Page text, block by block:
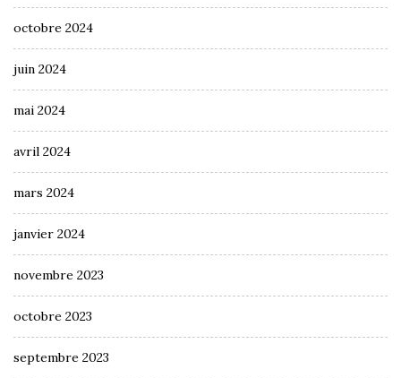
octobre 2024
juin 2024
mai 2024
avril 2024
mars 2024
janvier 2024
novembre 2023
octobre 2023
septembre 2023